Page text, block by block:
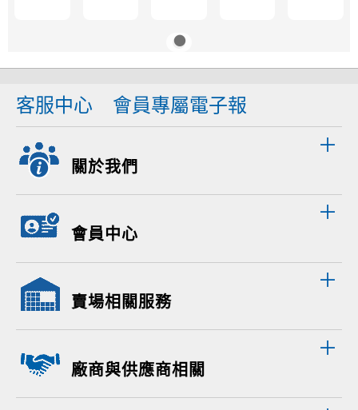
客服中心 會員專屬電子報
關於我們
會員中心
賣場相關服務
廠商與供應商相關